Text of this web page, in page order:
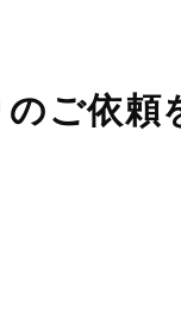
ご依頼